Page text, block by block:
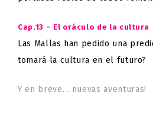
Cap.13 – El oráculo de la cultura
Las Mallas han pedido una
tomará la cultura en el futuro?
Y en breve… nuevas aventuras!